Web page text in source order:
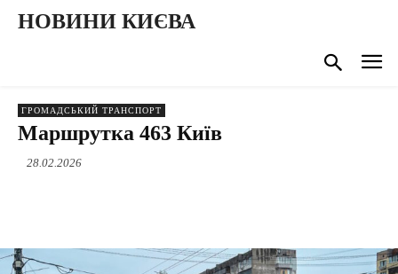
НОВИНИ КИЄВА
ГРОМАДСЬКИЙ ТРАНСПОРТ
Маршрутка 463 Київ
28.02.2026